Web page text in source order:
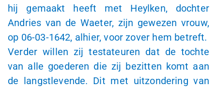
hij gemaakt heeft met Heylken, dochter
Andries van de Waeter, zijn gewezen vrouw,
op 06-03-1642, alhier, voor zover hem betreft.
Verder willen zij testateuren dat de tochte
van alle goederen die zij bezitten komt aan
de langstlevende. Dit met uitzondering van